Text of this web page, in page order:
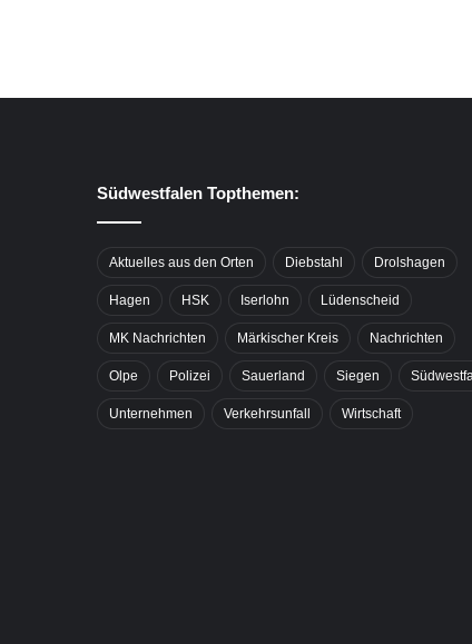
Südwestfalen Topthemen:
Aktuelles aus den Orten Diebstahl Drolshagen
Hagen HSK Iserlohn Lüdenscheid
MK Nachrichten Märkischer Kreis Nachrichten
Olpe Polizei Sauerland Siegen
Unternehmen Verkehrsunfall Wirtschaft